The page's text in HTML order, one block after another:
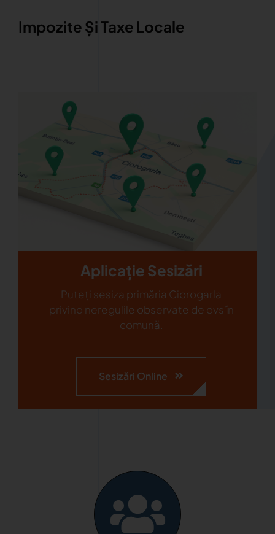
Impozite Și Taxe Locale
Aplicație Sesizări
Puteți sesiza primăria Ciorogarla
privind neregulile observate de dvs în
comună.
Sesizări Online